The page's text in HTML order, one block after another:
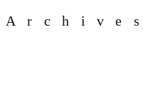
Archives